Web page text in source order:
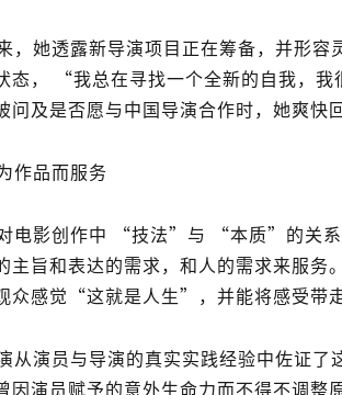
，她透露新导演项目正在筹备，并形
，
“我总在寻找一个全新的自我，
问及是否愿与中国导演合作时，她爽
作品而服务
电影创作中 “技法” 与 “本质” 的关
主旨和表达的需求，和人的需求来服
众感觉“这就是人生”，并能将感受带
从演员与导演的真实实践经验中佐证
因演员赋予的意外生命力而不得不调